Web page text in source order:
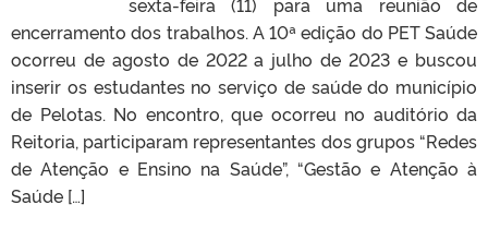
encerramento dos trabalhos. A 10ª edição do PET Saúde
ocorreu de agosto de 2022 a julho de 2023 e buscou
inserir os estudantes no serviço de saúde do município
de Pelotas. No encontro, que ocorreu no auditório da
Reitoria, participaram representantes dos grupos “Redes
de Atenção e Ensino na Saúde”, “Gestão e Atenção à
Saúde […]